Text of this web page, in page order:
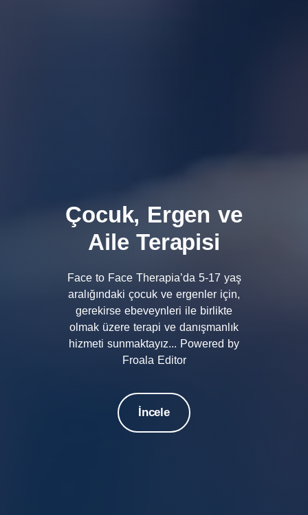
Çocuk, Ergen ve
Aile Terapisi
Face to Face Therapia’da 5-17 yaş
aralığındaki çocuk ve ergenler için,
gerekirse ebeveynleri ile birlikte
olmak üzere terapi ve danışmanlık
hizmeti sunmaktayız... Powered by
Froala Editor
İncele